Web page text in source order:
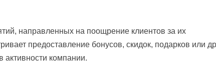
направленных на поощрение клиентов за их
предоставление бонусов, скидок, подарков или
активности компании.